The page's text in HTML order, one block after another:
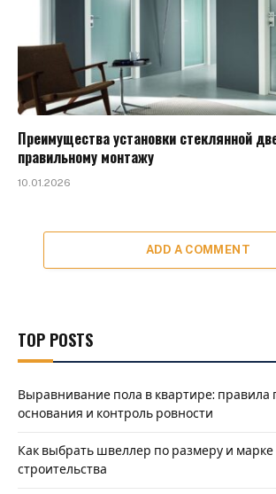
Преимущества установки стеклянной
правильному монтажу
10.01.2026
ADD A COMMENT
TOP POSTS
Выравнивание пола в квартире: правила
основания и контроль ровности
Как выбрать швеллер по размеру и марке
строительства